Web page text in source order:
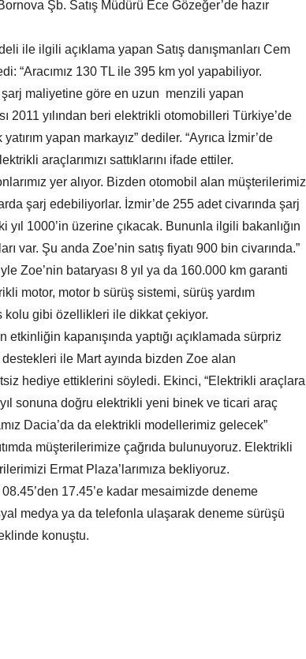
Şb. Satış Müdürü Ece Gözeğer’de hazır
ile ilgili açıklama yapan Satış danışmanları Cem
“Aracımız 130 TL ile 395 km yol yapabiliyor.
maliyetine göre en uzun menzili yapan
2011 yılından beri elektrikli otomobilleri Türkiye’de
yapan markayız” dediler. “Ayrıca İzmir’de
araçlarımızı sattıklarını ifade ettiler.
yer alıyor. Bizden otomobil alan müşterilerimiz
şarj edebiliyorlar. İzmir’de 255 adet civarında şarj
yıl 1000’in üzerine çıkacak. Bununla ilgili bakanlığın
var. Şu anda Zoe’nin satış fiyatı 900 bin civarında.”
Zoe’nin bataryası 8 yıl ya da 160.000 km garanti
motor, motor b sürüş sistemi, sürüş yardım
gibi özellikleri ile dikkat çekiyor.
etkinliğin kapanışında yaptığı açıklamada sürpriz
ile Mart ayında bizden Zoe alan
hediye ettiklerini söyledi. Ekinci, “Elektrikli araçlara
sonuna doğru elektrikli yeni binek ve ticari araç
Dacia’da da elektrikli modellerimiz gelecek”
müşterilerimize çağrıda bulunuyoruz. Elektrikli
Ermat Plaza’larımıza bekliyoruz.
17.45’e kadar mesaimizde deneme
medya ya da telefonla ulaşarak deneme sürüşü
konuştu.